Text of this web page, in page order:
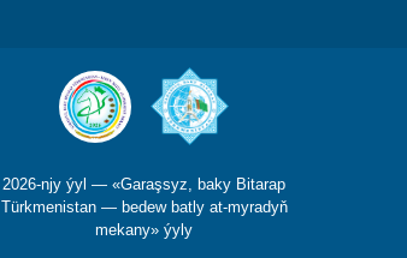
2026-njy ýyl — «Garaşsyz, baky Bitarap
Türkmenistan — bedew batly at-myradyň
mekany» ýyly